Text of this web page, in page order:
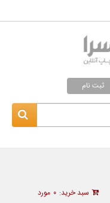
ثبت نام
سبد خرید: ۰ مورد